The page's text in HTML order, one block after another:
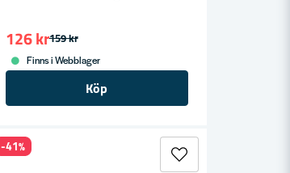
159 kr
126 kr
Finns i Webblager
Köp
-41%